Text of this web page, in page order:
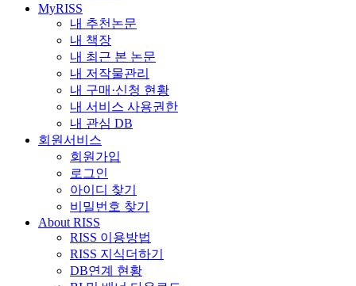
MyRISS
내 추천논문
내 책장
내 최근 본 논문
내 저작물관리
내 구매·신청 현황
내 서비스 사용권한
내 관심 DB
회원서비스
회원가입
로그인
아이디 찾기
비밀번호 찾기
About RISS
RISS 이용방법
RISS 지식더하기
DB연계 현황